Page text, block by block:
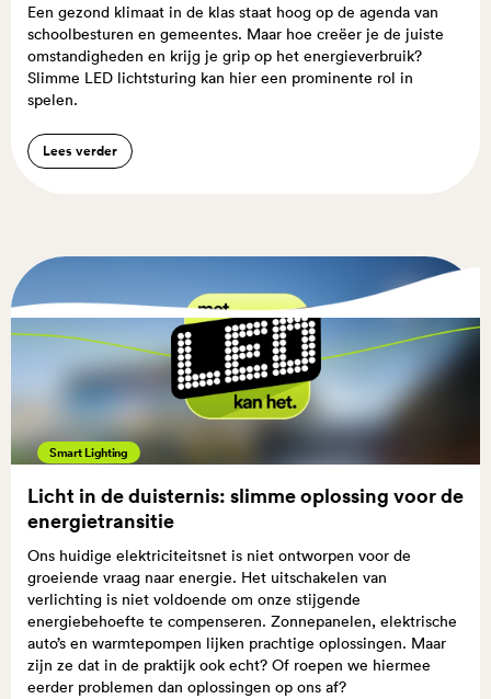
Een gezond klimaat in de klas staat hoog op de agenda van
schoolbesturen en gemeentes. Maar hoe creëer je de juiste
omstandigheden en krijg je grip op het energieverbruik?
Slimme LED lichtsturing kan hier een prominente rol in
spelen.
Lees verder
Smart Lighting
Licht in de duisternis: slimme oplossing voor de
energietransitie
Ons huidige elektriciteitsnet is niet ontworpen voor de
groeiende vraag naar energie. Het uitschakelen van
verlichting is niet voldoende om onze stijgende
energiebehoefte te compenseren. Zonnepanelen, elektrische
auto’s en warmtepompen lijken prachtige oplossingen. Maar
zijn ze dat in de praktijk ook echt? Of roepen we hiermee
eerder problemen dan oplossingen op ons af?